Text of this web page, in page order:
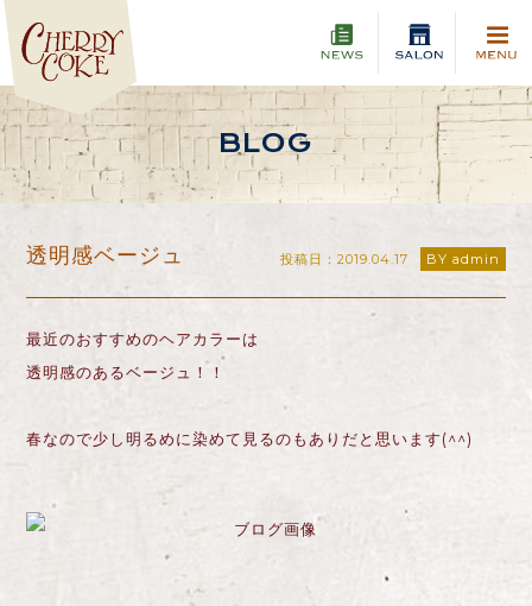
BLOG
透明感ベージュ 投稿日：2019.04.17 BY admin
最近のおすすめのヘアカラーは
透明感のあるベージュ！！
春なので少し明るめに染めて見るのもありだと思います(^^)